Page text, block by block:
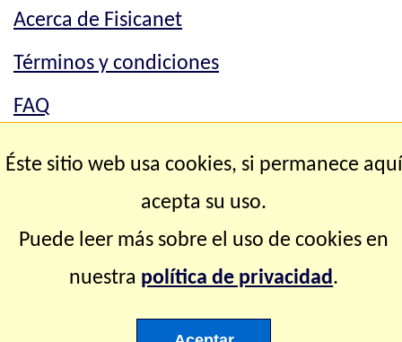
Acerca de Fisicanet
Términos y condiciones
FAQ
Mapa del sitio
Éste sitio web usa cookies, si permanece aquí
acepta su uso.
Puede leer más sobre el uso de cookies en
nuestra política de privacidad.